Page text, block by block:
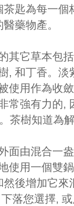
匙為每一
藥物產。
其它草本包
, 和丁香。
使用作為收
常強有力的,
茶樹知道為
面由混合一
使用一個雙
後增加它
落您選擇,